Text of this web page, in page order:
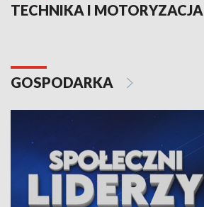
TECHNIKA I MOTORYZACJA
GOSPODARKA